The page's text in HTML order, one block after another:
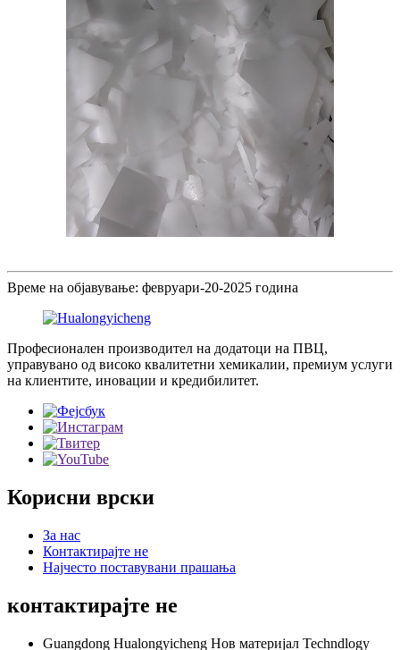
Време на објавување: февруари-20-2025 година
Професионален производител на додатоци на ПВЦ,
управувано од високо квалитетни хемикалии, премиум услуги
на клиентите, иновации и кредибилитет.
Корисни врски
За нас
Контактирајте не
Најчесто поставувани прашања
контактирајте не
Guangdong Hualongyicheng Нов материјал Techndlogy